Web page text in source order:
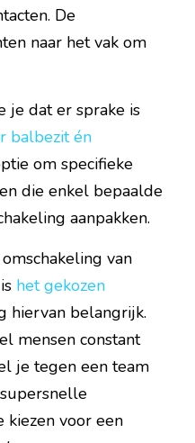
De
naar het vak om
je dat er sprake is
balbezit én
om specifieke
die enkel bepaalde
aanpakken.
van
het gekozen
hiervan belangrijk.
mensen constant
je tegen een team
kiezen voor een